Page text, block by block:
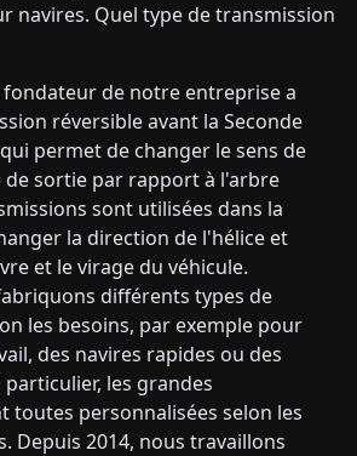
navires. Quel type de transmission
fondateur de notre entreprise a
réversible avant la Seconde
permet de changer le sens de
sortie par rapport à l'arbre
sont utilisées dans la
la direction de l'hélice et
et le virage du véhicule.
différents types de
les besoins, par exemple pour
des navires rapides ou des
les grandes
toutes personnalisées selon les
Depuis 2014, nous travaillons